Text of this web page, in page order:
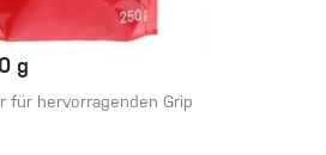
g
für hervorragenden Grip